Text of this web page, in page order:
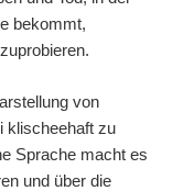
bekommt,
von
klischeehaft zu
Sprache macht es
und über die